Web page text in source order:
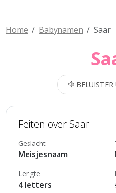
Home Babynamen Saar
BELUISTER
Feiten over Saar
Geslacht
Meisjesnaam
Lengte
4 letters